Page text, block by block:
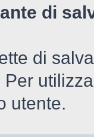
di
di
utente.